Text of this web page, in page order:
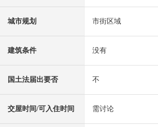
城市规划 市街区域
建筑条件 没有
国土法届出要否 不
交屋时间/可入住时间 需讨论